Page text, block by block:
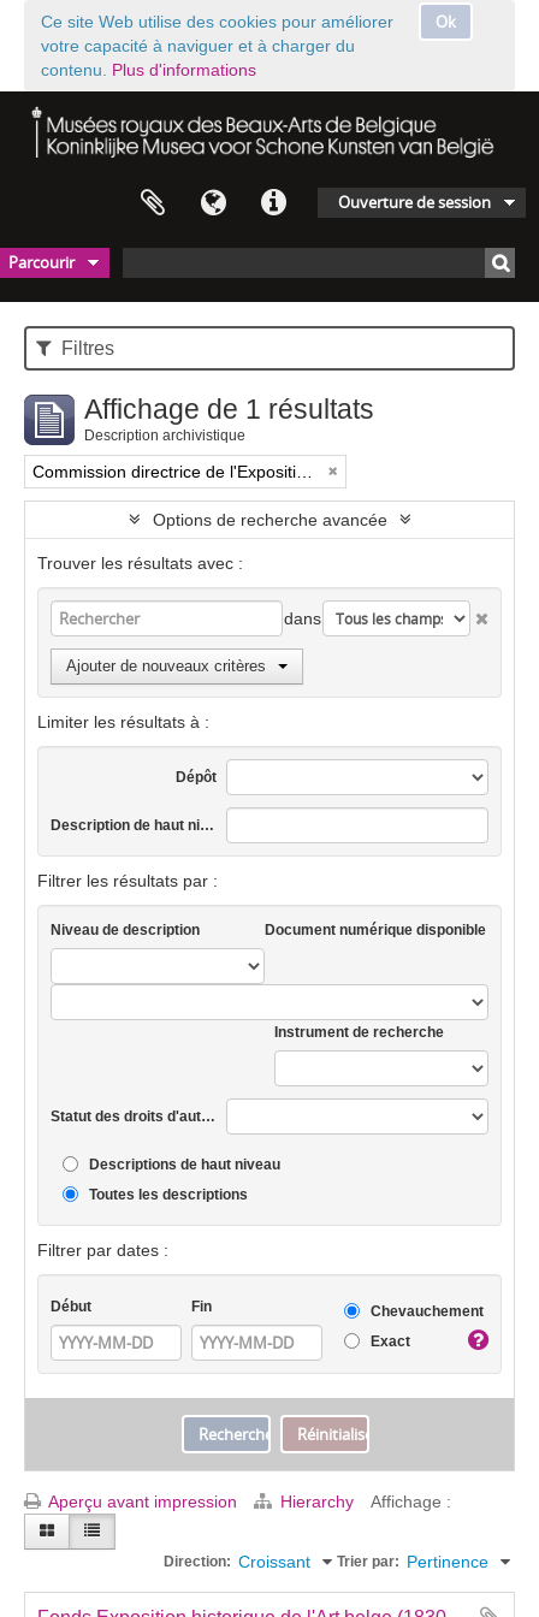
Ok
Ce site Web utilise des cookies pour améliorer
votre capacité à naviguer et à charger du
contenu. Plus d'informations
Ouverture de session
Parcourir
Filtres
Affichage de 1 résultats
Description archivistique
Commission directrice de l'Exposition historique de l'Art belge (1879-1880)
Options de recherche avancée
Trouver les résultats avec :
dans
Ajouter de nouveaux critères
Limiter les résultats à :
Dépôt
Description de haut niveau
Filtrer les résultats par :
Niveau de description Document numérique disponible
Instrument de recherche
Statut des droits d'auteur
Descriptions de haut niveau
Toutes les descriptions
Filtrer par dates :
Début Fin
Chevauchement
Exact
Aperçu avant impression Hierarchy Affichage :
Trier par: Pertinence
Direction: Croissant